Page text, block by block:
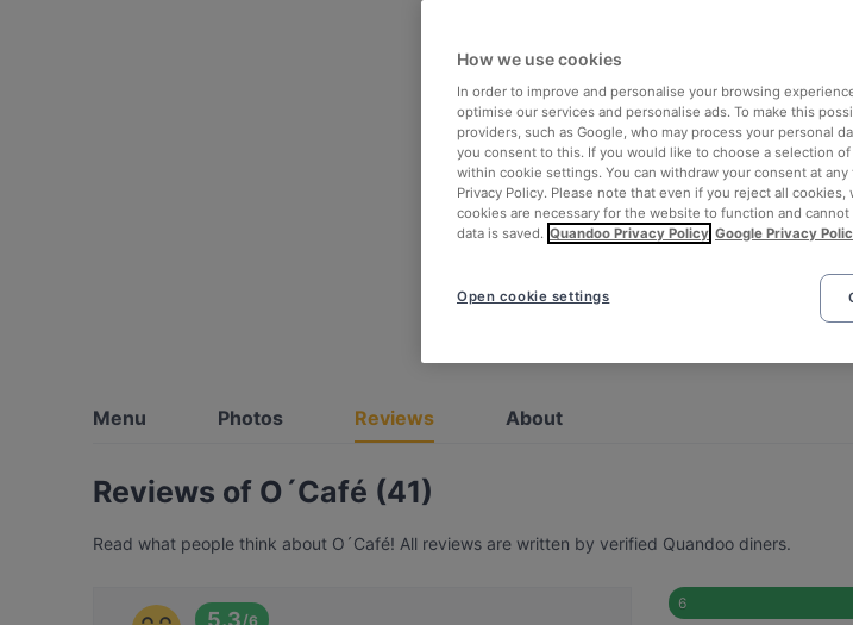
Menu Photos Reviews About
Reviews of O´Café (41)
Read what people think about O´Café! All reviews are written by verified Quandoo diners.
5.3/6
6
How we use cookies
In order to improve and personalise your browsing
optimise our services and personalise ads. To make this
providers, such as Google, who may process your personal
you consent to this. If you would like to choose a selection
within cookie settings. You can withdraw your consent at
Privacy Policy. Please note that even if you reject all
cookies are necessary for the website to function and
data is saved. Quandoo Privacy Policy Google Privacy
Open cookie settings